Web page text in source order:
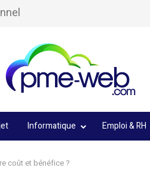
Informatique Emploi & RH
coût et bénéfice ?